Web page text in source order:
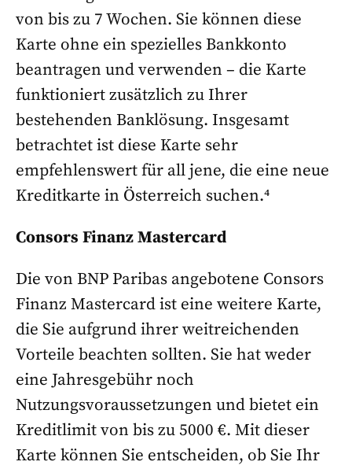
von bis zu 7 Wochen. Sie können diese
Karte ohne ein spezielles Bankkonto
beantragen und verwenden – die Karte
funktioniert zusätzlich zu Ihrer
bestehenden Banklösung. Insgesamt
betrachtet ist diese Karte sehr
empfehlenswert für all jene, die eine neue
Kreditkarte in Österreich suchen.⁴
Consors Finanz Mastercard
Die von BNP Paribas angebotene Consors
Finanz Mastercard ist eine weitere Karte,
die Sie aufgrund ihrer weitreichenden
Vorteile beachten sollten. Sie hat weder
eine Jahresgebühr noch
Nutzungsvoraussetzungen und bietet ein
Kreditlimit von bis zu 5000 €. Mit dieser
Karte können Sie entscheiden, ob Sie Ihr